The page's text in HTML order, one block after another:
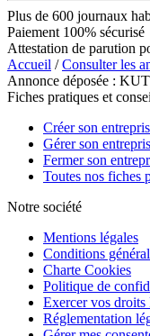
Plus de 600 journaux
Paiement 100% sécurisé
Attestation de parution
Accueil /Consulter les
Annonce déposée :
Fiches pratiques et
Créer son
Gérer son
Fermer son
Toutes nos fiches
Notre société
Mentions légales
Conditions
Charte Cookies
Politique de
Exercer vos droits
Réglementation